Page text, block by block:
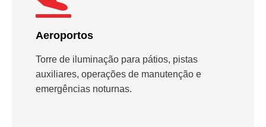
Aeroportos
Torre de iluminação para pátios, pistas
auxiliares, operações de manutenção e
emergências noturnas.